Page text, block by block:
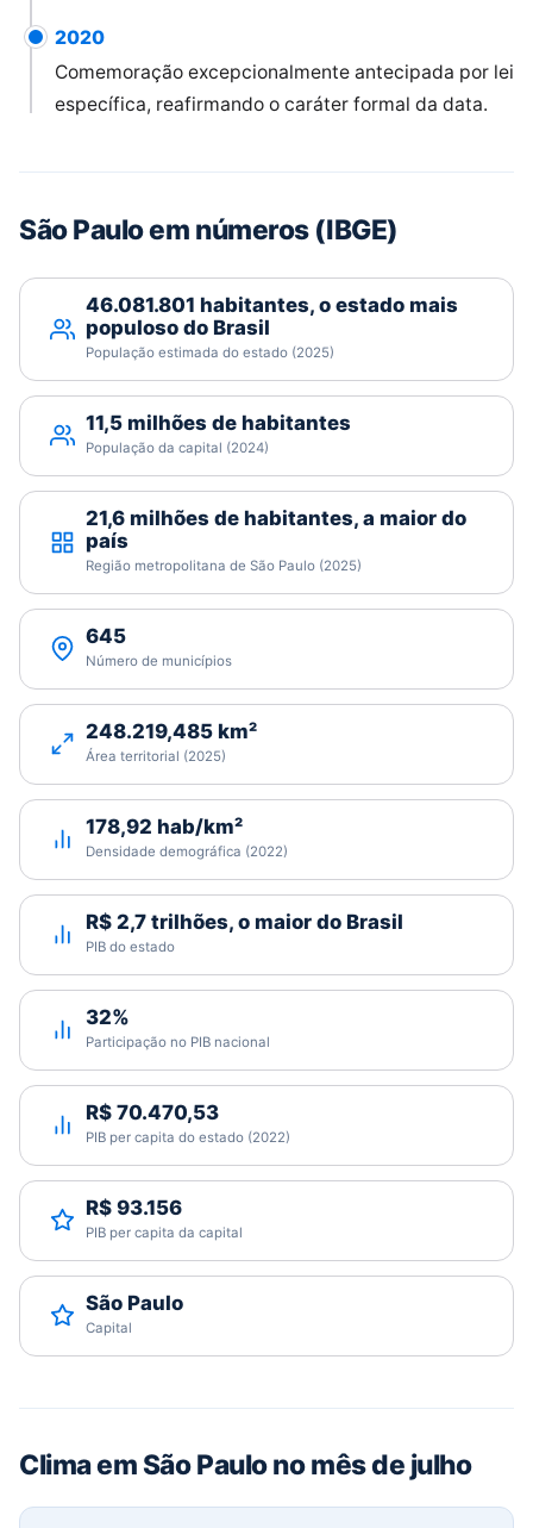
2020
Comemoração excepcionalmente antecipada por lei
específica, reafirmando o caráter formal da data.
São Paulo em números (IBGE)
46.081.801 habitantes, o estado mais
populoso do Brasil
População estimada do estado (2025)
11,5 milhões de habitantes
População da capital (2024)
21,6 milhões de habitantes, a maior do
país
Região metropolitana de São Paulo (2025)
645
Número de municípios
248.219,485 km²
Área territorial (2025)
178,92 hab/km²
Densidade demográfica (2022)
R$ 2,7 trilhões, o maior do Brasil
PIB do estado
32%
Participação no PIB nacional
R$ 70.470,53
PIB per capita do estado (2022)
R$ 93.156
PIB per capita da capital
São Paulo
Capital
Clima em São Paulo no mês de julho